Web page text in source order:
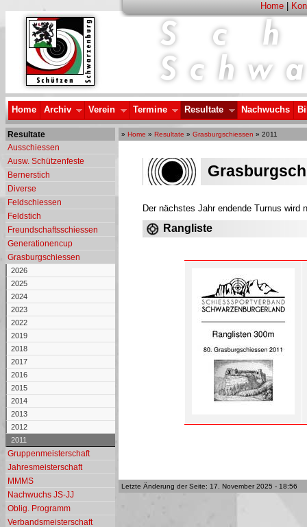
Home|
Home Archiv Verein Termine Resultate Nachwuchs
Resultate
Ausschiessen
Ausw. Schützenfeste
Bernerstich
Diverse
Feldschiessen
Feldstich
Freundschaftsschiessen
Generationencup
Grasburgschiessen
2026
2025
2024
2023
2022
2019
2018
2017
2016
2015
2014
2013
2012
2011
Gruppenmeisterschaft
Jahresmeisterschaft
MMMS
Nachwuchs JS-JJ
Oblig. Programm
Verbandsmeisterschaft
» Home » Resultate » Grasburgschiessen » 2011
Der nächstes Jahr endende Turnus wird
Rangliste
Letzte Änderung der Seite: 17. November 2025 - 18:56